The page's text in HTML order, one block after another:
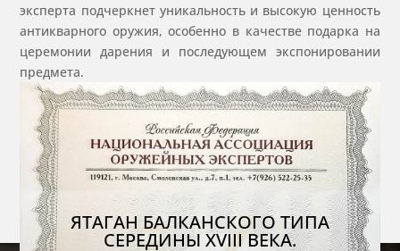
эксперта подчеркнет уникальность и высокую ценность
антикварного оружия, особенно в качестве подарка на
церемонии дарения и последующем экспонировании
предмета.
ЯТАГАН БАЛКАНСКОГО ТИПА
СЕРЕДИНЫ XVIII ВЕКА.